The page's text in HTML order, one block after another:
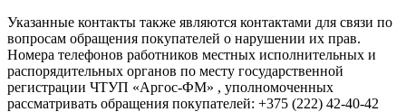
Указанные контакты также являются контактами для связи по
вопросам обращения покупателей о нарушении их прав.
Номера телефонов работников местных исполнительных и
распорядительных органов по месту государственной
регистрации ЧТУП «Аргос-ФМ» , уполномоченных
рассматривать обращения покупателей: +375 (222) 42-40-42